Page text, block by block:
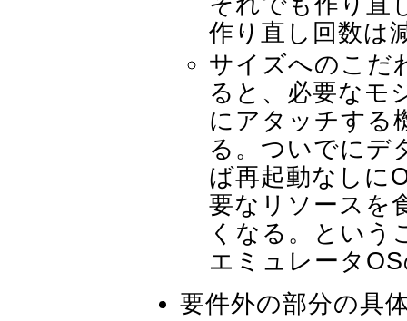
作り直し回数は
サイズへのこだ
ると、必要なモ
にアタッチする
る。ついでにデ
ば再起動なしに
要なリソースを
くなる。という
エミュレータ
要件外の部分の具